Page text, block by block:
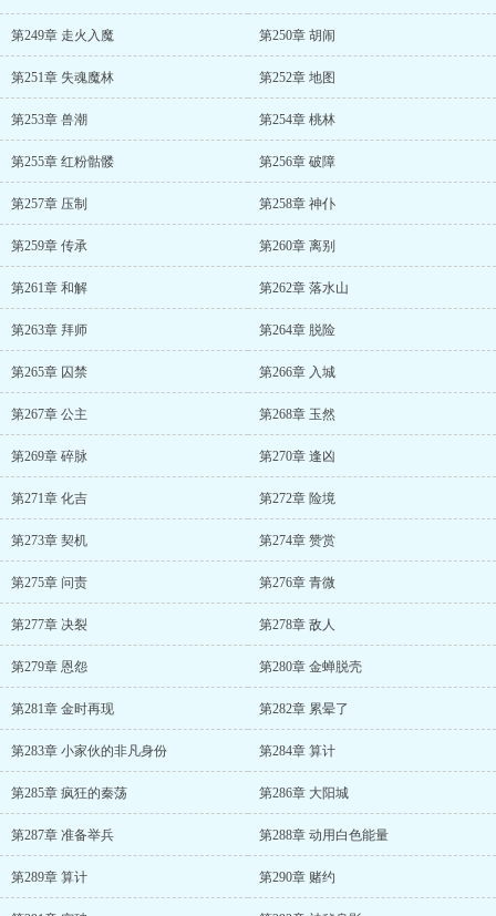
第249章 走火入魔 第250章 胡闹
第251章 失魂魔林 第252章 地图
第253章 兽潮 第254章 桃林
第255章 红粉骷髅 第256章 破障
第257章 压制 第258章 神仆
第259章 传承 第260章 离别
第261章 和解 第262章 落水山
第263章 拜师 第264章 脱险
第265章 囚禁 第266章 入城
第267章 公主 第268章 玉然
第269章 碎脉 第270章 逢凶
第271章 化吉 第272章 险境
第273章 契机 第274章 赞赏
第275章 问责 第276章 青微
第277章 决裂 第278章 敌人
第279章 恩怨 第280章 金蝉脱壳
第281章 金时再现 第282章 累晕了
第283章 小家伙的非凡身份 第284章 算计
第285章 疯狂的秦荡 第286章 大阳城
第287章 准备举兵 第288章 动用白色能量
第289章 算计 第290章 赌约